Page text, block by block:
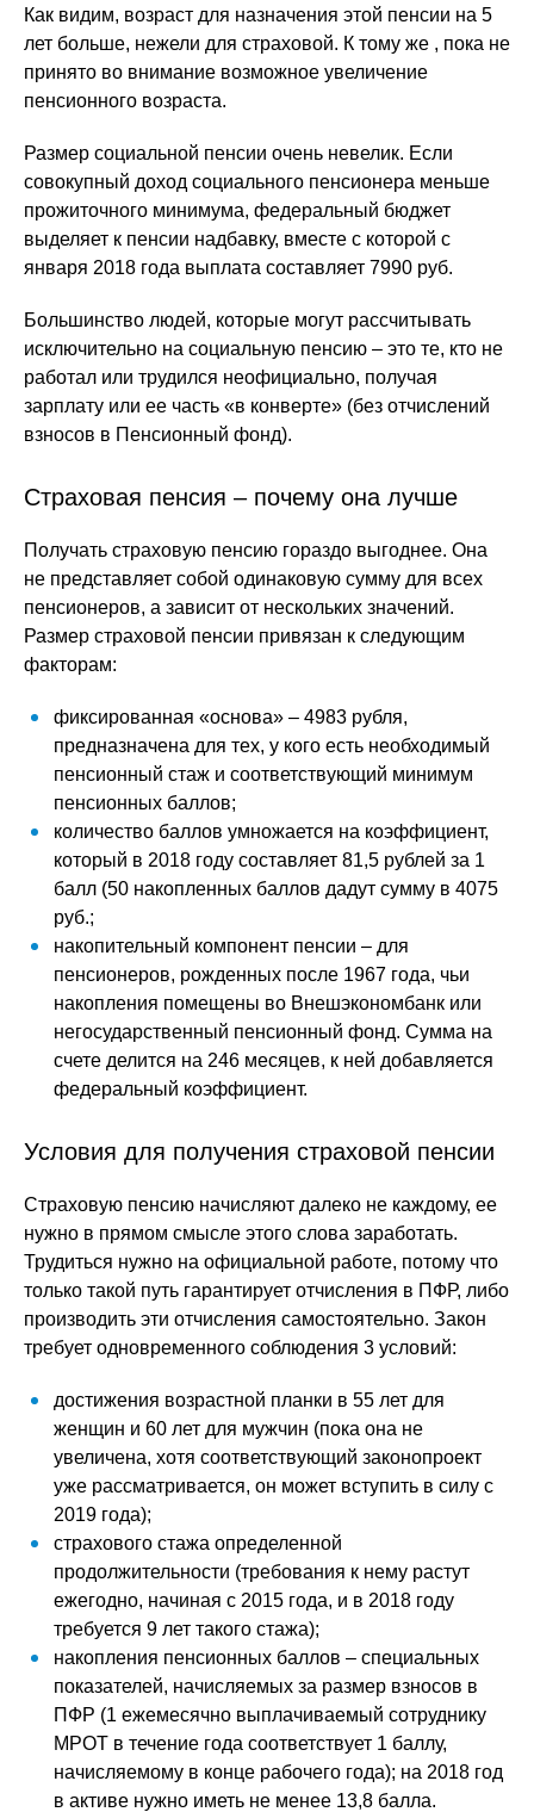
Как видим, возраст для назначения этой пенсии на 5
лет больше, нежели для страховой. К тому же , пока не
принято во внимание возможное увеличение
пенсионного возраста.
Размер социальной пенсии очень невелик. Если
совокупный доход социального пенсионера меньше
прожиточного минимума, федеральный бюджет
выделяет к пенсии надбавку, вместе с которой с
января 2018 года выплата составляет 7990 руб.
Большинство людей, которые могут рассчитывать
исключительно на социальную пенсию – это те, кто не
работал или трудился неофициально, получая
зарплату или ее часть «в конверте» (без отчислений
взносов в Пенсионный фонд).
Страховая пенсия – почему она лучше
Получать страховую пенсию гораздо выгоднее. Она
не представляет собой одинаковую сумму для всех
пенсионеров, а зависит от нескольких значений.
Размер страховой пенсии привязан к следующим
факторам:
фиксированная «основа» – 4983 рубля,
предназначена для тех, у кого есть необходимый
пенсионный стаж и соответствующий минимум
пенсионных баллов;
количество баллов умножается на коэффициент,
который в 2018 году составляет 81,5 рублей за 1
балл (50 накопленных баллов дадут сумму в 4075
руб.;
накопительный компонент пенсии – для
пенсионеров, рожденных после 1967 года, чьи
накопления помещены во Внешэкономбанк или
негосударственный пенсионный фонд. Сумма на
счете делится на 246 месяцев, к ней добавляется
федеральный коэффициент.
Условия для получения страховой пенсии
Страховую пенсию начисляют далеко не каждому, ее
нужно в прямом смысле этого слова заработать.
Трудиться нужно на официальной работе, потому что
только такой путь гарантирует отчисления в ПФР, либо
производить эти отчисления самостоятельно. Закон
требует одновременного соблюдения 3 условий:
достижения возрастной планки в 55 лет для
женщин и 60 лет для мужчин (пока она не
увеличена, хотя соответствующий законопроект
уже рассматривается, он может вступить в силу с
2019 года);
страхового стажа определенной
продолжительности (требования к нему растут
ежегодно, начиная с 2015 года, и в 2018 году
требуется 9 лет такого стажа);
накопления пенсионных баллов – специальных
показателей, начисляемых за размер взносов в
ПФР (1 ежемесячно выплачиваемый сотруднику
МРОТ в течение года соответствует 1 баллу,
начисляемому в конце рабочего года); на 2018 год
в активе нужно иметь не менее 13,8 балла.